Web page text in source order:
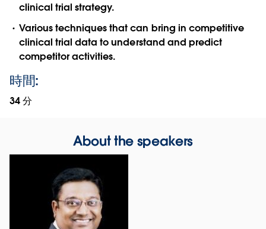
clinical trial strategy.
Various techniques that can bring in competitive
clinical trial data to understand and predict
competitor activities.
時間:
34 分
About the speakers